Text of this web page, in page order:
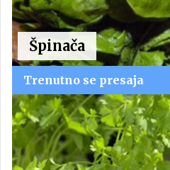
Špinača
Trenutno se presaja